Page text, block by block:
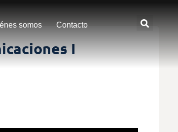
somos Contacto
I